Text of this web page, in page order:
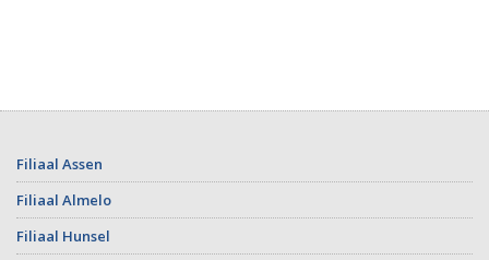
Filiaal Assen
Filiaal Almelo
Filiaal Hunsel